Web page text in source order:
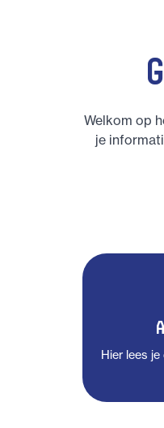
Welkom op
je
Hier lees